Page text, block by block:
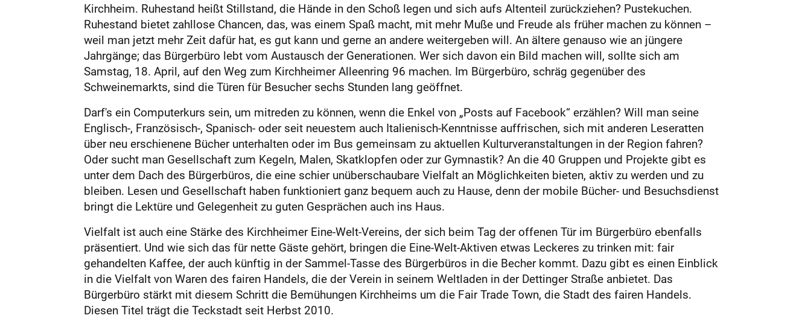
Kirchheim. Ruhestand heißt Stillstand, die Hände in den Schoß legen und sich aufs Altenteil zurückziehen? Pustekuchen.
Ruhestand bietet zahllose Chancen, das, was einem Spaß macht, mit mehr Muße und Freude als früher machen zu können –
weil man jetzt mehr Zeit dafür hat, es gut kann und gerne an andere weitergeben will. An ältere genauso wie an jüngere
Jahrgänge; das Bürgerbüro lebt vom Austausch der Generationen. Wer sich davon ein Bild machen will, sollte sich am
Samstag, 18. April, auf den Weg zum Kirchheimer Alleenring 96 machen. Im Bürgerbüro, schräg gegenüber des
Schweinemarkts, sind die Türen für Besucher sechs Stunden lang geöffnet.
Darf's ein Computerkurs sein, um mitreden zu können, wenn die Enkel von „Posts auf Facebook“ erzählen? Will man seine
Englisch-, Französisch-, Spanisch- oder seit neuestem auch Italienisch-Kenntnisse auffrischen, sich mit anderen Leseratten
über neu erschienene Bücher unterhalten oder im Bus gemeinsam zu aktuellen Kulturveranstaltungen in der Region fahren?
Oder sucht man Gesellschaft zum Kegeln, Malen, Skatklopfen oder zur Gymnastik? An die 40 Gruppen und Projekte gibt es
unter dem Dach des Bürgerbüros, die eine schier unüberschaubare Vielfalt an Möglichkeiten bieten, aktiv zu werden und zu
bleiben. Lesen und Gesellschaft haben funktioniert ganz bequem auch zu Hause, denn der mobile Bücher- und Besuchsdienst
bringt die Lektüre und Gelegenheit zu guten Gesprächen auch ins Haus.
Vielfalt ist auch eine Stärke des Kirchheimer Eine-Welt-Vereins, der sich beim Tag der offenen Tür im Bürgerbüro ebenfalls
präsentiert. Und wie sich das für nette Gäste gehört, bringen die Eine-Welt-Aktiven etwas Leckeres zu trinken mit: fair
gehandelten Kaffee, der auch künftig in der Sammel-Tasse des Bürgerbüros in die Becher kommt. Dazu gibt es einen Einblick
in die Vielfalt von Waren des fairen Handels, die der Verein in seinem Weltladen in der Dettinger Straße anbietet. Das
Bürgerbüro stärkt mit diesem Schritt die Bemühungen Kirchheims um die Fair Trade Town, die Stadt des fairen Handels.
Diesen Titel trägt die Teckstadt seit Herbst 2010.